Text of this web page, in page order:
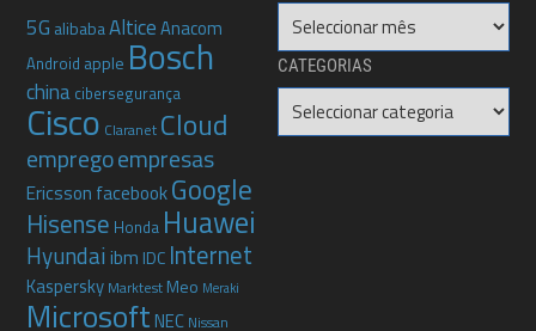
5G alibabaAlticeAnacom
Android apple Bosch
china cibersegurança
Cisco Claranet Cloud
empregoempresas
Ericsson facebookGoogle
Hisense Honda Huawei
Hyundai ibm IDC Internet
Kaspersky Marktest Meo Meraki
MicrosoftNEC Nissan
Arquivo
CATEGORIAS
Categorias